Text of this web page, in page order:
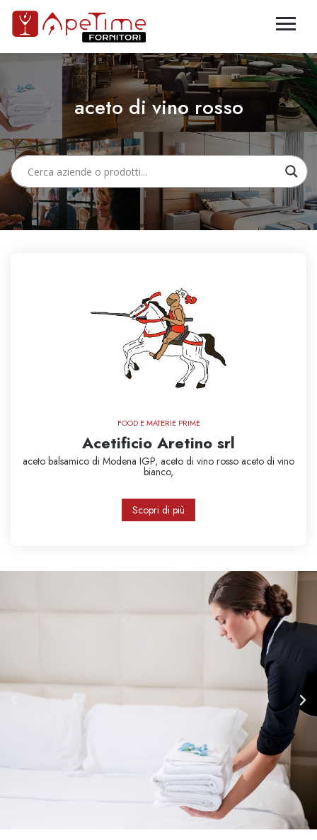
aceto di vino rosso
FOOD E MATERIE PRIME
Acetificio Aretino srl
aceto balsamico di Modena IGP, aceto di vino rosso aceto di vino
bianco,
Scopri di più